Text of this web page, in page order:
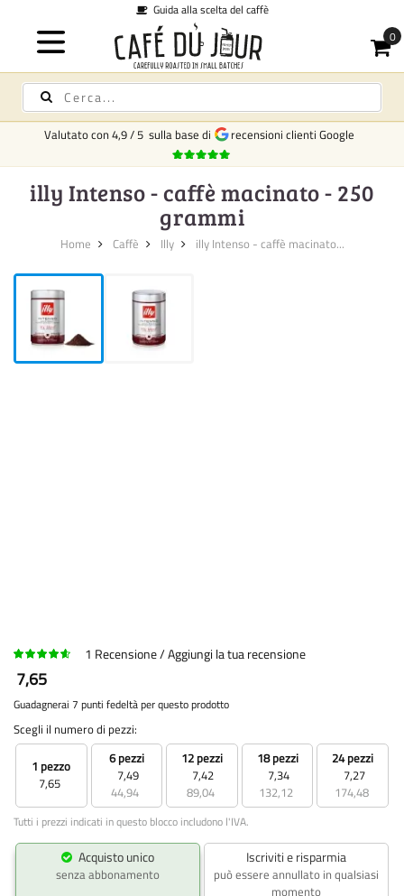
Guida alla scelta del caffè
Valutato con4,9/5 sulla base di recensioni clienti Google
illy Intenso - caffè macinato - 250
grammi
Home Caffè Illy illy Intenso - caffè macinato...
1 Recensione Aggiungi la tua recensione
7,65
Guadagnerai 7 punti fedeltà per questo prodotto
Scegli il numero di pezzi:
1 pezzo
7,65
6 pezzi
7,49
44,94
12 pezzi
7,42
89,04
18 pezzi
7,34
132,12
24 pezzi
7,27
174,48
Tutti i prezzi indicati in questo blocco includono l'IVA.
Acquisto unico
senza abbonamento
Iscriviti e risparmia
può essere annullato in qualsiasi
momento